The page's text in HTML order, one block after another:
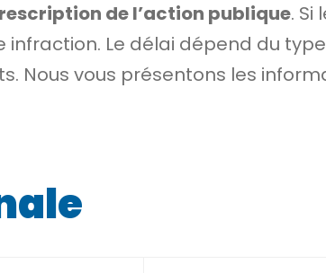
de l’action publique. Si
infraction. Le délai dépend du
Nous vous présentons les